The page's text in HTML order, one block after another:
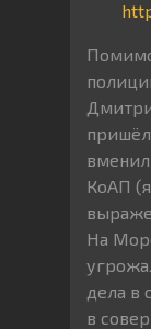
КоАП
На
дела в
в